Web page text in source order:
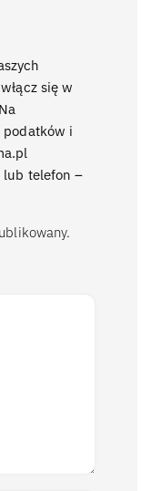
się w
i
lub telefon –